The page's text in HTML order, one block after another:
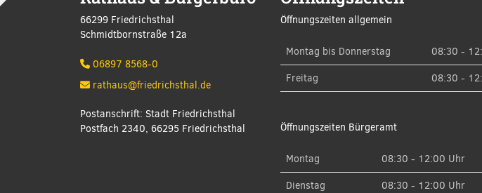
66299 Friedrichsthal
Schmidtbornstraße 12a
06897 8568-0
rathaus@friedrichsthal.de
Postanschrift: Stadt Friedrichsthal
Postfach 2340, 66295 Friedrichsthal
Öffnungszeiten allgemein
Montag bis Donnerstag 08:30 -
Freitag
08:30 -
Öffnungszeiten Bürgeramt
Montag 08:30 - 12:00 Uhr
Dienstag
08:30 - 12:00 Uhr